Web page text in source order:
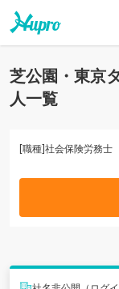
芝公園・東京
人一覧
[職種]社会保険労務士